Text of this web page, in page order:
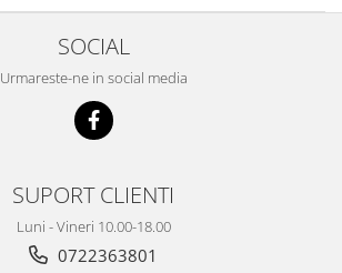
SOCIAL
Urmareste-ne in social media
SUPORT CLIENTI
Luni - Vineri 10.00-18.00
0722363801